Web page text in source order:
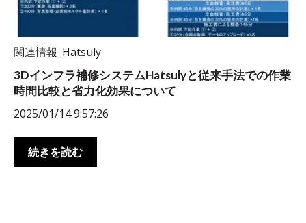
関連情報_Hatsuly
3Dインフラ補修システムHatsulyと従来手法での作業
時間比較と省力化効果について
2025/01/14 9:57:26
続きを読む